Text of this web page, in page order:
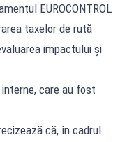
EUROCONTROL
taxelor de rută
impactului și
care au fost
că, în cadrul